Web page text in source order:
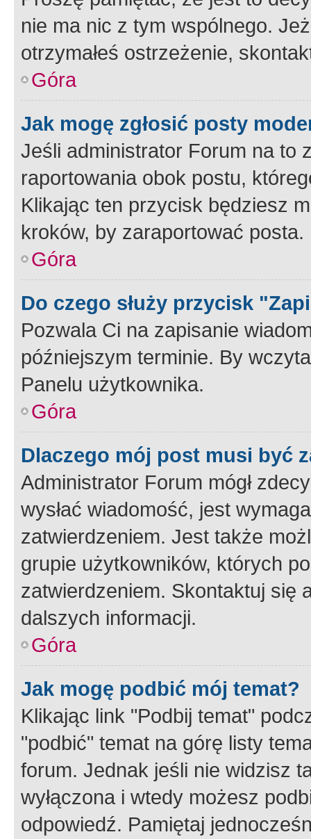
nie ma nic z tym wspólnego.
otrzymałeś ostrzeżenie,
Góra
Jak mogę zgłosić posty
Jeśli administrator Forum na to
raportowania obok postu,
Klikając ten przycisk będziesz
kroków, by zaraportować posta.
Góra
Do czego służy przycisk
Pozwala Ci na zapisanie
późniejszym terminie. By
Panelu użytkownika.
Góra
Dlaczego mój post musi być
Administrator Forum mógł
wysłać wiadomość, jest
zatwierdzeniem. Jest także
grupie użytkowników, których
zatwierdzeniem. Skontaktuj się
dalszych informacji.
Góra
Jak mogę podbić mój temat?
Klikając link "Podbij temat"
"podbić" temat na górę listy
forum. Jednak jeśli nie widzisz
wyłączona i wtedy możesz
odpowiedź. Pamiętaj